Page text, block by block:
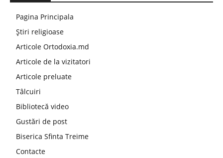
Pagina Principala
Știri religioase
Articole Ortodoxia.md
Articole de la vizitatori
Articole preluate
Tâlcuiri
Bibliotecă video
Gustări de post
Biserica Sfinta Treime
Contacte